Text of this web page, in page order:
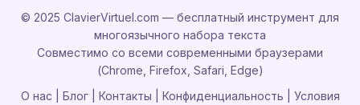
© 2025 ClavierVirtuel.com — бесплатный инструмент для
многоязычного набора текста
Совместимо со всеми современными браузерами
(Chrome, Firefox, Safari, Edge)
О нас
Блог| Контакты Конфиденциальность
Условия